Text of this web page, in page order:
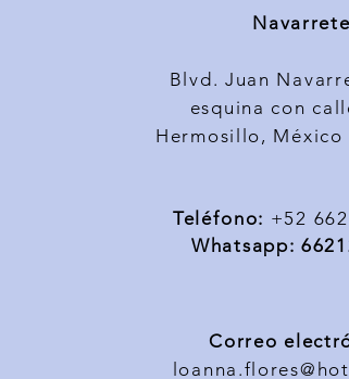
Navarrete
Blvd. Juan
esquina con
Hermosillo, México
Teléfono: +52
Whatsapp:
Correo